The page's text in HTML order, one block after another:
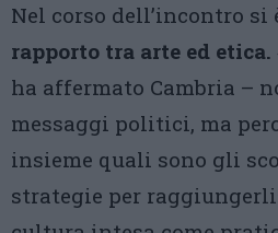
Nel corso dell’incontro si
rapporto tra arte ed etica.
ha affermato Cambria –
messaggi politici, ma
insieme quali sono gli
strategie per